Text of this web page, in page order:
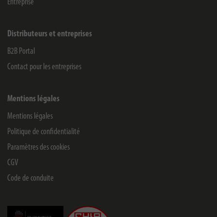
Entreprise
Distributeurs et entreprises
B2B Portal
Contact pour les entreprises
Mentions légales
Mentions légales
Politique de confidentialité
Paramètres des cookies
CGV
Code de conduite